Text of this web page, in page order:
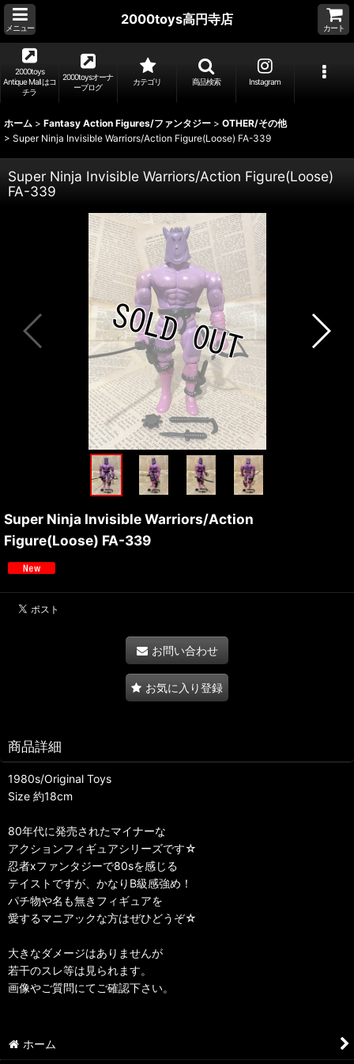
メニュー
2000toys高円寺店
カート
2000toys
Antique Mall はコ
チラ
2000toysオーナ
ーブログ
カテゴリ 商品検索 Instagram
ホーム > Fantasy Action Figures/ファンタジー > OTHER/その他
> Super Ninja Invisible Warriors/Action Figure(Loose) FA-339
Super Ninja Invisible Warriors/Action Figure(Loose)
FA-339
Super Ninja Invisible Warriors/Action
Figure(Loose) FA-339
お問い合わせ
お気に入り登録
商品詳細
1980s/Original Toys
Size 約18cm
80年代に発売されたマイナーな
アクションフィギュアシリーズです☆
忍者xファンタジーで80sを感じる
テイストですが、かなりB級感強め！
パチ物や名も無きフィギュアを
愛するマニアックな方はぜひどうぞ☆
大きなダメージはありませんが
若干のスレ等は見られます。
画像やご質問にてご確認下さい。
ホーム